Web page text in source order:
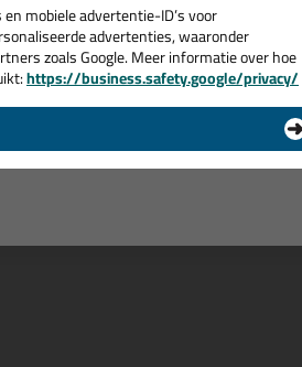
en kenmerken van dit product?
mobiele advertentie-ID’s voor
advertenties, waaronder
zoals Google. Meer informatie over hoe
https://business.safety.google/privacy/